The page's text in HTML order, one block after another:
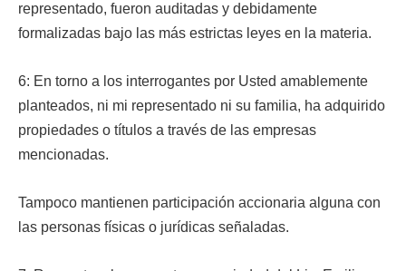
representado, fueron auditadas y debidamente
formalizadas bajo las más estrictas leyes en la materia.
6: En torno a los interrogantes por Usted amablemente
planteados, ni mi representado ni su familia, ha adquirido
propiedades o títulos a través de las empresas
mencionadas.
Tampoco mantienen participación accionaria alguna con
las personas físicas o jurídicas señaladas.